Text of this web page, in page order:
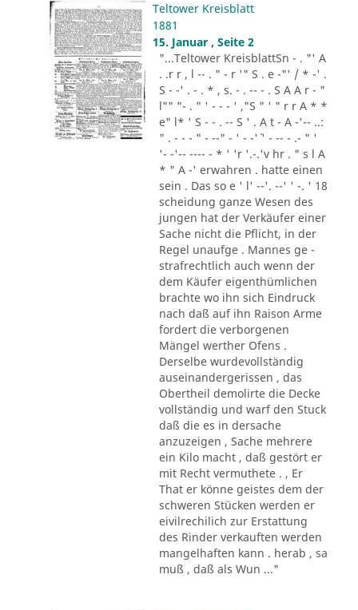
Teltower Kreisblatt
1881
15. Januar , Seite 2
"...Teltower KreisblattSn - . "' A
. .r r , l -- . " - r '" S . e -"' / * -' .
S - -' . - . * , s. - . -- - . S A A r - "
l"" "- . " ' - - - ' ,"S " ' " r r A * *
e" l* ' S - - . -- S ' . A t - A -'-- ..:
" . - - - " - --" - ' - -'´ ' - -- - .- " '
'- -'-- ---- - * ' 'r '.-.'v hr . " s l A
* " A -' erwahren . hatte einen
sein . Das so e ' l' --'. --' ' -. ' 18
scheidung ganze Wesen des
jungen hat der Verkäufer einer
Sache nicht die Pflicht, in der
Regel unaufge . Mannes ge -
strafrechtlich auch wenn der
dem Käufer eigenthümlichen
brachte wo ihn sich Eindruck
nach daß auf ihn Raison Arme
fordert die verborgenen
Mängel werther Ofens .
Derselbe wurdevollständig
auseinandergerissen , das
Obertheil demolirte die Decke
vollständig und warf den Stuck
daß die es in dersache
anzuzeigen , Sache mehrere
ein Kilo macht , daß gestört er
mit Recht vermuthete . , Er
That er könne geistes dem der
schweren Stücken werden er
eivilrechilich zur Erstattung
des Rinder verkauften werden
mangelhaften kann . herab , sa
muß , daß als Wun ..."